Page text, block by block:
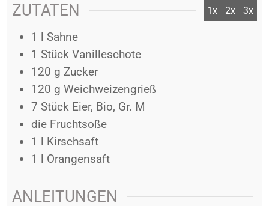
ZUTATEN 1x 2x 3x
1 l Sahne
1 Stück Vanilleschote
120 g Zucker
120 g Weichweizengrieß
7 Stück Eier, Bio, Gr. M
die Fruchtsoße
1 l Kirschsaft
1 l Orangensaft
ANLEITUNGEN